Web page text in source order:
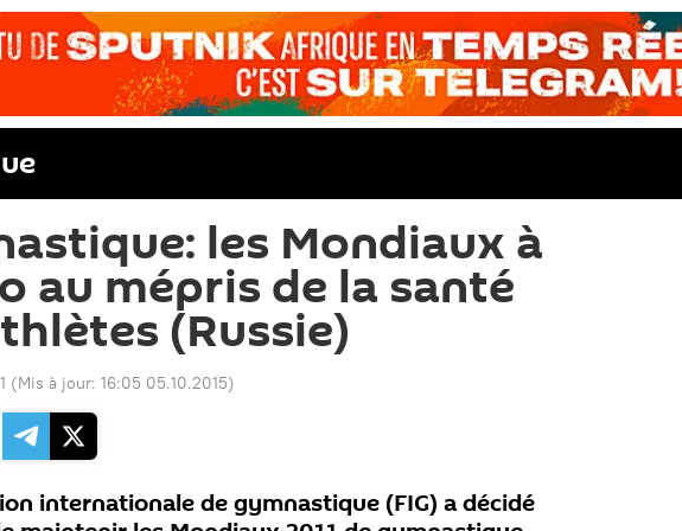
les Mondiaux à
au mépris de la santé
(Russie)
(Mis à jour: 16:05 05.10.2015)
internationale de gymnastique (FIG) a décidé